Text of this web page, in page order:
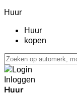
Huur
Huur
kopen
Inloggen
Huur